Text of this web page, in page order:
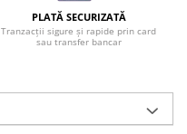
PLATĂ SECURIZATĂ
Tranzacții sigure și rapide prin card
sau transfer bancar